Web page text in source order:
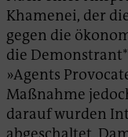
Khamenei, der
gegen die
die
»Agents
Maßnahme
darauf wurden